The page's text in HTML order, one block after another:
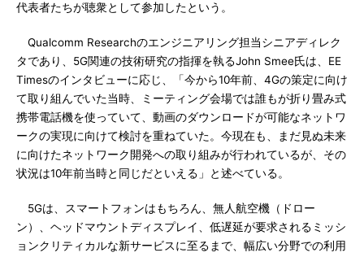
代表者たちが聴衆として参加したという。
Qualcomm Researchのエンジニアリング担当シニアディレク
タであり、5G関連の技術研究の指揮を執るJohn Smee氏は、EE
Timesのインタビューに応じ、「今から10年前、4Gの策定に向け
て取り組んでいた当時、ミーティング会場では誰もが折り畳み式
携帯電話機を使っていて、動画のダウンロードが可能なネットワ
ークの実現に向けて検討を重ねていた。今現在も、まだ見ぬ未来
に向けたネットワーク開発への取り組みが行われているが、その
状況は10年前当時と同じだといえる」と述べている。
5Gは、スマートフォンはもちろん、無人航空機（ドロー
ン）、ヘッドマウントディスプレイ、低遅延が要求されるミッシ
ョンクリティカルな新サービスに至るまで、幅広い分野での利用